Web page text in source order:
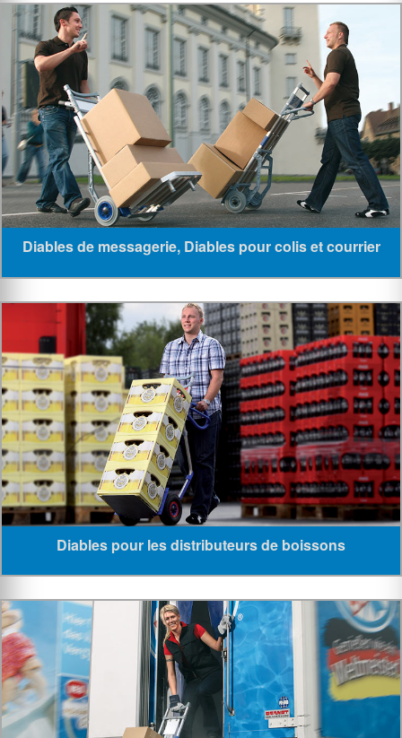
Diables de messagerie, Diables pour colis et courrier
Diables pour les distributeurs de boissons